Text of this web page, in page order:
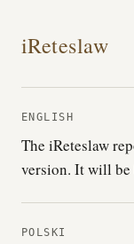
iReteslaw
ENGLISH
The iReteslaw
version. It will be
POLSKI